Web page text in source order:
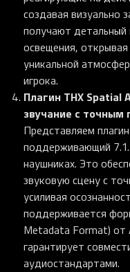
создавая визуально
получают
освещения,
уникальной
игрока.
Плагин THX Spatial
звучание с точным
Представляем
поддерживающий
наушниках. Это
звуковую сцену с
усиливая
поддерживается
Metadata Format) от
гарантирует
аудиостандартами.